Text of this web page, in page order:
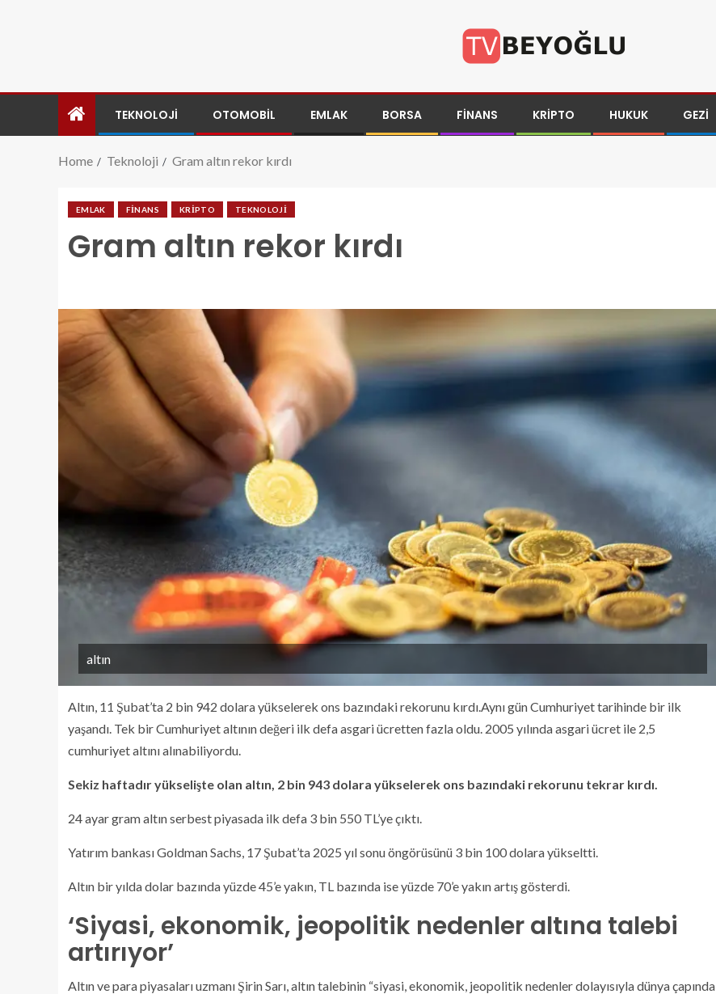
TEKNOLOJI OTOMOBIL EMLAK BORSA FINANS KRIPTO HUKUK GEZI
Home Teknoloji Gram altın rekor kırdı
EMLAK FINANS KRIPTO TEKNOLOJI
Gram altın rekor kırdı
altın
Altın, 11 Şubat’ta 2 bin 942 dolara yükselerek ons bazındaki rekorunu kırdı.Aynı gün Cumhuriyet tarihinde bir ilk
yaşandı. Tek bir Cumhuriyet altının değeri ilk defa asgari ücretten fazla oldu. 2005 yılında asgari ücret ile 2,5
cumhuriyet altını alınabiliyordu.
Sekiz haftadır yükselişte olan altın, 2 bin 943 dolara yükselerek ons bazındaki rekorunu tekrar kırdı.
24 ayar gram altın serbest piyasada ilk defa 3 bin 550 TL’ye çıktı.
Yatırım bankası Goldman Sachs, 17 Şubat’ta 2025 yıl sonu öngörüsünü 3 bin 100 dolara yükseltti.
Altın bir yılda dolar bazında yüzde 45’e yakın, TL bazında ise yüzde 70’e yakın artış gösterdi.
‘Siyasi, ekonomik, jeopolitik nedenler altına talebi
artırıyor’
Altın ve para piyasaları uzmanı Şirin Sarı, altın talebinin “siyasi, ekonomik, jeopolitik nedenler dolayısıyla dünya çapında